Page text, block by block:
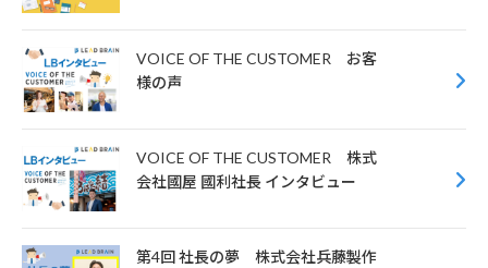
VOICE OF THE CUSTOMER お客
様の声
VOICE OF THE CUSTOMER 株式
会社國屋 國利社長 インタビュー
第4回 社長の夢 株式会社兵藤製作